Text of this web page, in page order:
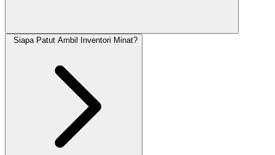
Siapa Patut Ambil Inventori Minat?